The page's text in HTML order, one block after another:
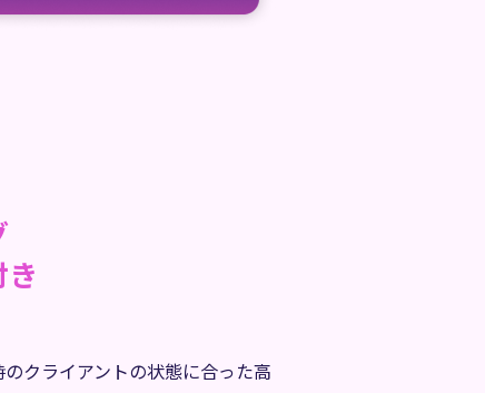
クライアントの状態に合った高